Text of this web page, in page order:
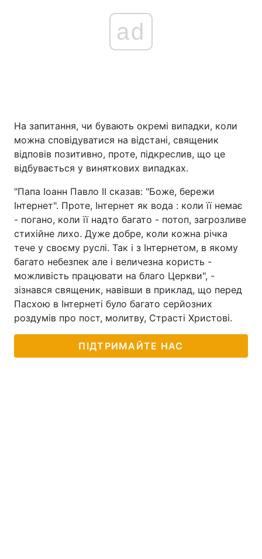
ad
На запитання, чи бувають окремі випадки, коли
можна сповідуватися на відстані, священик
відповів позитивно, проте, підкреслив, що це
відбувається у виняткових випадках.
"Папа Іоанн Павло II сказав: "Боже, бережи
Інтернет". Проте, Інтернет як вода : коли її немає
- погано, коли її надто багато - потоп, загрозливе
стихійне лихо. Дуже добре, коли кожна річка
тече у своєму руслі. Так і з Інтернетом, в якому
багато небезпек але і величезна користь -
можливість працювати на благо Церкви", -
зізнався священик, навівши в приклад, що перед
Пасхою в Інтернеті було багато серйозних
роздумів про пост, молитву, Страсті Христові.
ПІДТРИМАЙТЕ НАС